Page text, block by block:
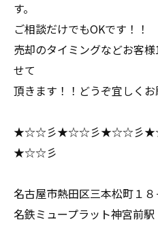
す。
ご相談だけでもOKです！！
売却のタイミングなどお客
せて
頂きます！！どうぞ宜しくお
★☆☆彡★☆☆彡★☆☆彡
★☆☆彡
名古屋市熱田区三本松町１８
名鉄ミュープラット神宮前